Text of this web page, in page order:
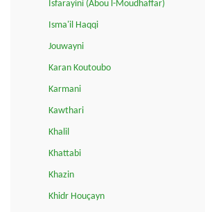
Isfarayini (Abou l-Moudhaffar)
Isma'il Haqqi
Jouwayni
Karan Koutoubo
Karmani
Kawthari
Khalil
Khattabi
Khazin
Khidr Houçayn